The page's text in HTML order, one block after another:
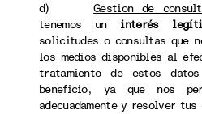
d)Gestion de
tenemos un interés
solicitudes o consultas que
los medios disponibles al
tratamiento de estos
beneficio, ya que nos
adecuadamente y resolver tus